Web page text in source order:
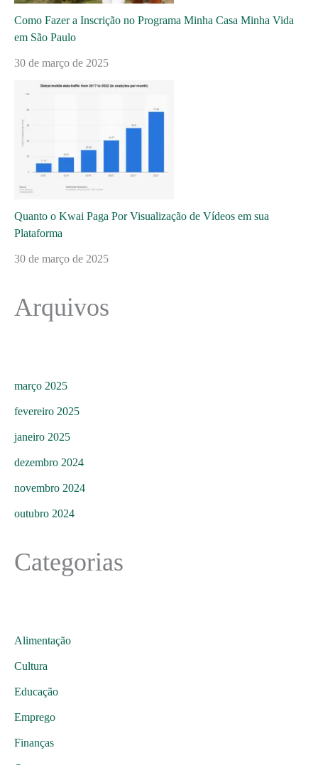
Como Fazer a Inscrição no Programa Minha Casa Minha Vida
em São Paulo
30 de março de 2025
Quanto o Kwai Paga Por Visualização de Vídeos em sua
Plataforma
30 de março de 2025
Arquivos
março 2025
fevereiro 2025
janeiro 2025
dezembro 2024
novembro 2024
outubro 2024
Categorias
Alimentação
Cultura
Educação
Emprego
Finanças